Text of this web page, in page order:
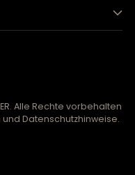
. Alle Rechte vorbehalten
Datenschutzhinweise.